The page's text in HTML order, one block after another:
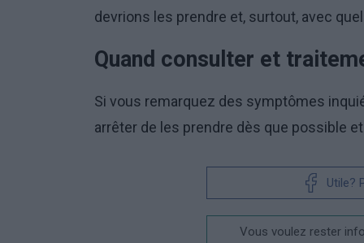
devrions les prendre et, surtout, avec
Quand consulter et
Si vous remarquez des symptômes
arrêter de les prendre dès que possible
Utile?
Vous voulez rester